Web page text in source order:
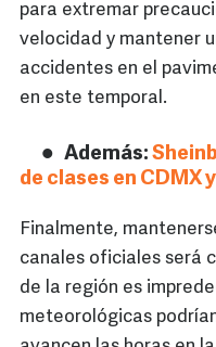
para extremar
velocidad y mantener
accidentes en el
en este temporal.
Además:
de clases en CDMX
Finalmente,
canales oficiales será
de la región es
meteorológicas